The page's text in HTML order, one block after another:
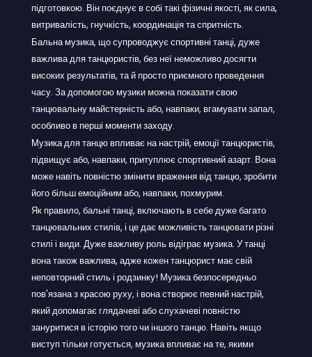
підготовкою. Він поєднує в собі такі фізичні якості, як сила,
витривалість, гнучкість, координація та спритність.
Бальна музика, що супроводжує спортивні танці, дуже
важлива для танцюристів, без неї неможливо досягти
високих результатів, та й просто приємного проведення
часу. За допомогою музики можна показати свою
танцювальну майстерність або, навпаки, вгамувати запал,
особливо в перші моменти заходу.
Музика для танцю впливає на настрій, емоції танцюристів,
підвищує або, навпаки, притуплює спортивний азарт. Вона
може навіть повністю змінити враження від танцю, зробити
його більш емоційним або, навпаки, похмурим.
Як правило, бальні танці, включають в себе дуже багато
танцювальних стилів, і це дає можливість танцювати різні
стилі і види. Дуже важливу роль відіграє музика. У танці
вона також важлива, адже кожен танцюрист має свій
неповторний стиль і родзинку! Музика безпосередньо
пов'язана з красою руху, і вона створює певний настрій,
який допомагає глядачеві або слухачеві повністю
зануритися в історію того чи іншого танцю. Навіть якщо
виступ тільки готується, музика впливає на те, якими